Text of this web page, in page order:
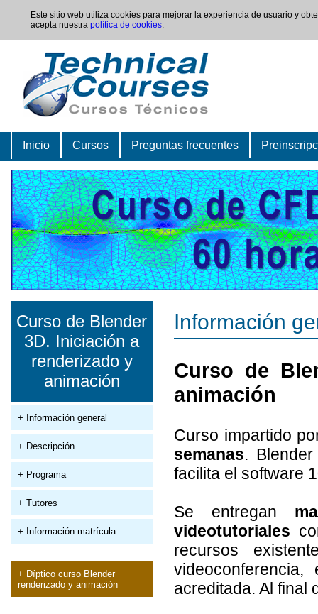
Este sitio web utiliza cookies para mejorar la experiencia de usuario y
acepta nuestra política de cookies.
Inicio Cursos Preguntas frecuentes
Curso de Blender
3D. Iniciación a
renderizado y
animación
+ Información general
+ Descripción
+ Programa
+ Tutores
+ Información matrícula
+ Díptico curso Blender
renderizado y animación
Información
Curso de
animación
Curso impartido
semanas.
facilita el software
Se entregan
videotutoriales
recursos
acreditada. Al final